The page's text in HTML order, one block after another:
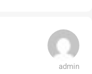
admin